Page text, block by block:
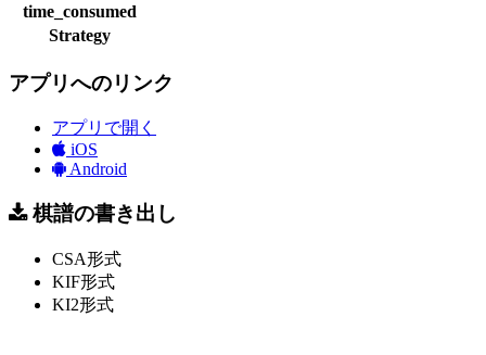
time_consumed
Strategy
アプリへのリンク
アプリで開く
iOS
Android
棋譜の書き出し
CSA形式
KIF形式
KI2形式